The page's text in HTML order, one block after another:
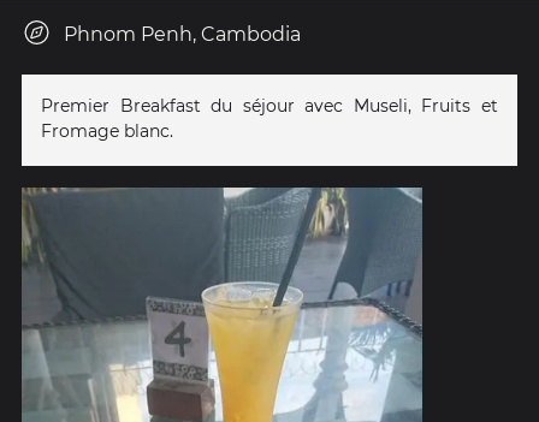
Phnom Penh, Cambodia
Premier Breakfast du séjour avec Museli, Fruits et
Fromage blanc.